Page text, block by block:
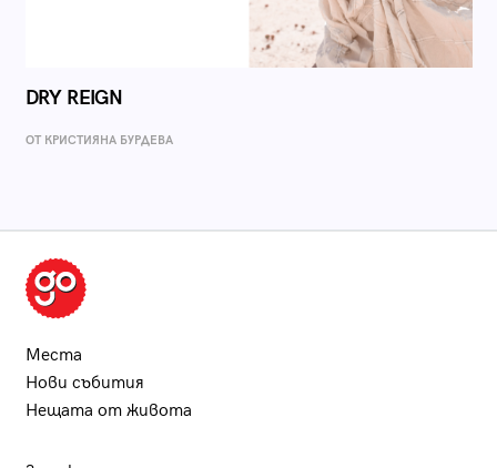
DRY REIGN
ОТ КРИСТИЯНА БУРДЕВА
Места
Нови събития
Нещата от живота